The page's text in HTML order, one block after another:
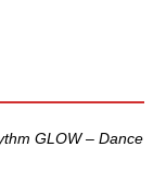
GLOW – Dance